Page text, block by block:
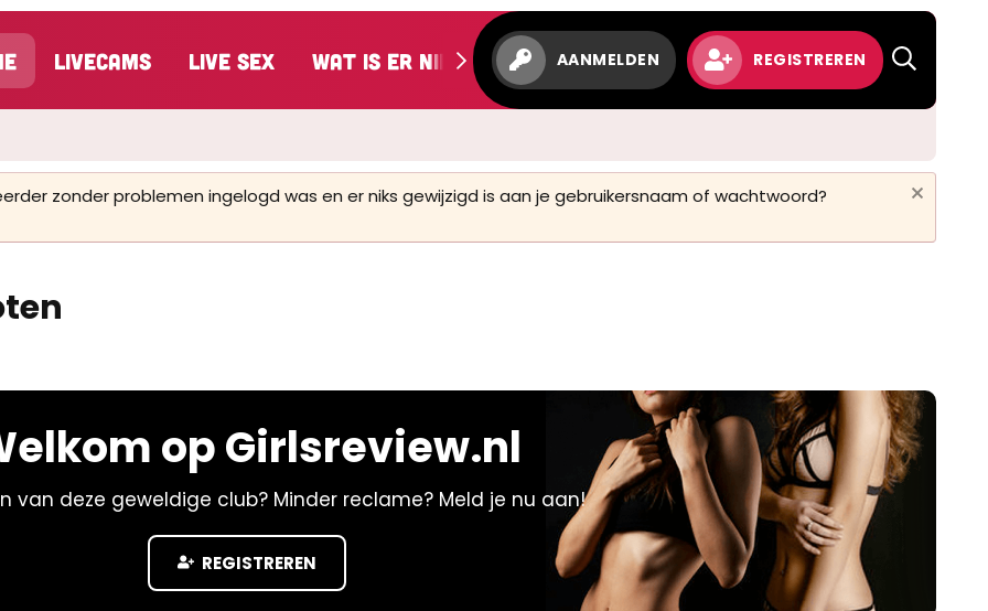
LiveCams Live Sex Wat is er nieuw AANMELDEN REGISTREREN
zonder problemen ingelogd was en er niks gewijzigd is aan je gebruikersnaam of wachtwoord?
op Girlsreview.nl
van deze geweldige club? Minder reclame? Meld je nu aan!
REGISTREREN